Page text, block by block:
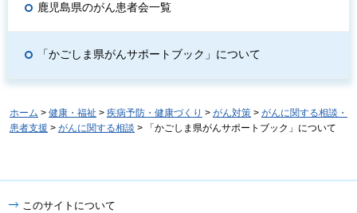
鹿児島県のがん患者会一覧
「かごしま県がんサポートブック」について
ホーム > 健康・福祉 > 疾病予防・健康づくり > がん対策 > がんに関する相談・
患者支援 > がんに関する相談 > 「かごしま県がんサポートブック」について
このサイトについて